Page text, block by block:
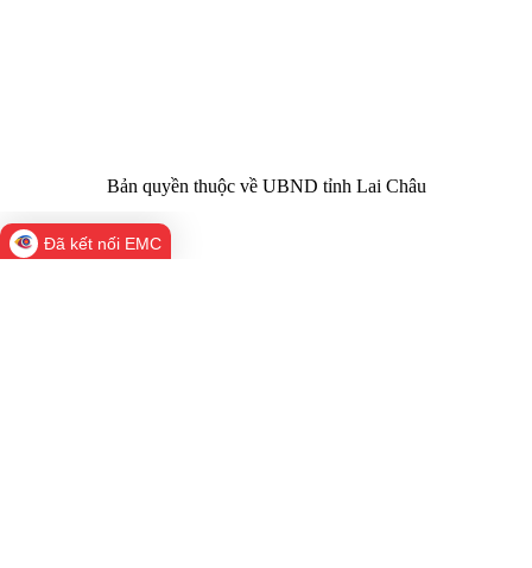
Bản quyền thuộc về UBND tỉnh Lai Châu
Đã kết nối EMC